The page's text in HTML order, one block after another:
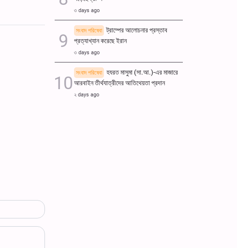
৩ days ago
সংবাদ পরিষেবা
ট্রাম্পের আলোচনার প্রস্তাব
প্রত্যাখ্যান করেছে ইরান
৩ days ago
সংবাদ পরিষেবা
হযরত মাসুমা (সা.আ.)-এর মাজারে
আরবাইন তীর্থযাত্রীদের আতিথেয়তা প্রদান
২ days ago